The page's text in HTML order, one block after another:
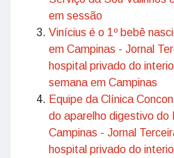
em sessão
Vinícius é o 1º bebê
em Campinas - Jornal
hospital privado do
semana em Campinas
Equipe da Clínica
do aparelho digestivo do
Campinas - Jornal
hospital privado do